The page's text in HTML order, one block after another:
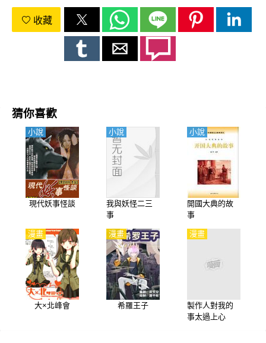
「零」，本書主旨重視深入淺出，就算是不懂妖怪的讀者也能透過
本書「從零開始認識妖怪」。
收藏
猜你喜歡
現代妖事怪談
小說
我與妖怪二三
事
小說
開國大典的故
事
小說
大×北峰會
漫畫
希羅王子
漫畫
製作人對我的
事太過上心
漫畫